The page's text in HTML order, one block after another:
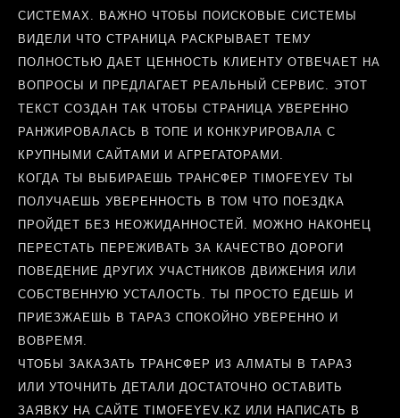
СИСТЕМАХ. ВАЖНО ЧТОБЫ ПОИСКОВЫЕ СИСТЕМЫ
ВИДЕЛИ ЧТО СТРАНИЦА РАСКРЫВАЕТ ТЕМУ
ПОЛНОСТЬЮ ДАЕТ ЦЕННОСТЬ КЛИЕНТУ ОТВЕЧАЕТ НА
ВОПРОСЫ И ПРЕДЛАГАЕТ РЕАЛЬНЫЙ СЕРВИС. ЭТОТ
ТЕКСТ СОЗДАН ТАК ЧТОБЫ СТРАНИЦА УВЕРЕННО
РАНЖИРОВАЛАСЬ В ТОПЕ И КОНКУРИРОВАЛА С
КРУПНЫМИ САЙТАМИ И АГРЕГАТОРАМИ.
КОГДА ТЫ ВЫБИРАЕШЬ ТРАНСФЕР TIMOFEYEV ТЫ
ПОЛУЧАЕШЬ УВЕРЕННОСТЬ В ТОМ ЧТО ПОЕЗДКА
ПРОЙДЕТ БЕЗ НЕОЖИДАННОСТЕЙ. МОЖНО НАКОНЕЦ
ПЕРЕСТАТЬ ПЕРЕЖИВАТЬ ЗА КАЧЕСТВО ДОРОГИ
ПОВЕДЕНИЕ ДРУГИХ УЧАСТНИКОВ ДВИЖЕНИЯ ИЛИ
СОБСТВЕННУЮ УСТАЛОСТЬ. ТЫ ПРОСТО ЕДЕШЬ И
ПРИЕЗЖАЕШЬ В ТАРАЗ СПОКОЙНО УВЕРЕННО И
ВОВРЕМЯ.
ЧТОБЫ ЗАКАЗАТЬ ТРАНСФЕР ИЗ АЛМАТЫ В ТАРАЗ
ИЛИ УТОЧНИТЬ ДЕТАЛИ ДОСТАТОЧНО ОСТАВИТЬ
ЗАЯВКУ НА САЙТЕ TIMOFEYEV.KZ ИЛИ НАПИСАТЬ В